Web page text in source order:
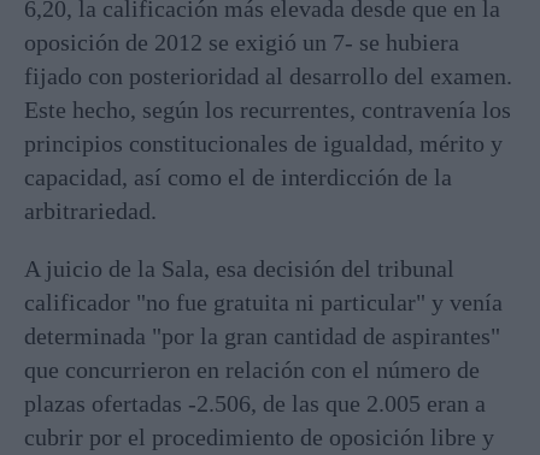
6,20, la calificación más elevada desde que en la
oposición de 2012 se exigió un 7- se hubiera
fijado con posterioridad al desarrollo del examen.
Este hecho, según los recurrentes, contravenía los
principios constitucionales de igualdad, mérito y
capacidad, así como el de interdicción de la
arbitrariedad.
A juicio de la Sala, esa decisión del tribunal
calificador "no fue gratuita ni particular" y venía
determinada "por la gran cantidad de aspirantes"
que concurrieron en relación con el número de
plazas ofertadas -2.506, de las que 2.005 eran a
cubrir por el procedimiento de oposición libre y